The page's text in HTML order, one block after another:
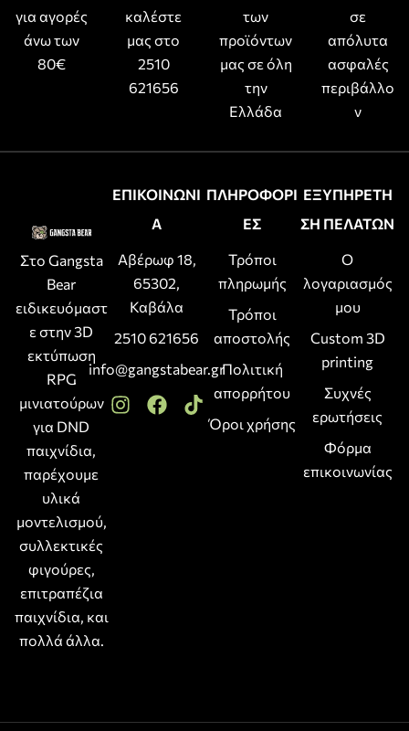
για αγορές
άνω των
80€
καλέστε
μας στο
2510
621656
των
προϊόντων
μας σε όλη
την
Ελλάδα
σε
απόλυτα
ασφαλές
περιβάλλο
ν
Στο Gangsta
Bear
ειδικευόμαστ
ε στην 3D
εκτύπωση
RPG
μινιατούρων
για DND
παιχνίδια,
παρέχουμε
υλικά
μοντελισμού,
συλλεκτικές
φιγούρες,
επιτραπέζια
παιχνίδια, και
πολλά άλλα.
ΕΠΙΚΟΙΝΩΝΙ
Α
Αβέρωφ 18,
65302,
Καβάλα
2510 621656
info@gangstabear.gr
ΠΛΗΡΟΦΟΡΙ
ΕΣ
Τρόποι
πληρωμής
Τρόποι
αποστολής
Πολιτική
απορρήτου
Όροι χρήσης
ΕΞΥΠΗΡΕΤΗ
ΣΗ ΠΕΛΑΤΩΝ
Ο
λογαριασμός
μου
Custom 3D
printing
Συχνές
ερωτήσεις
Φόρμα
επικοινωνίας